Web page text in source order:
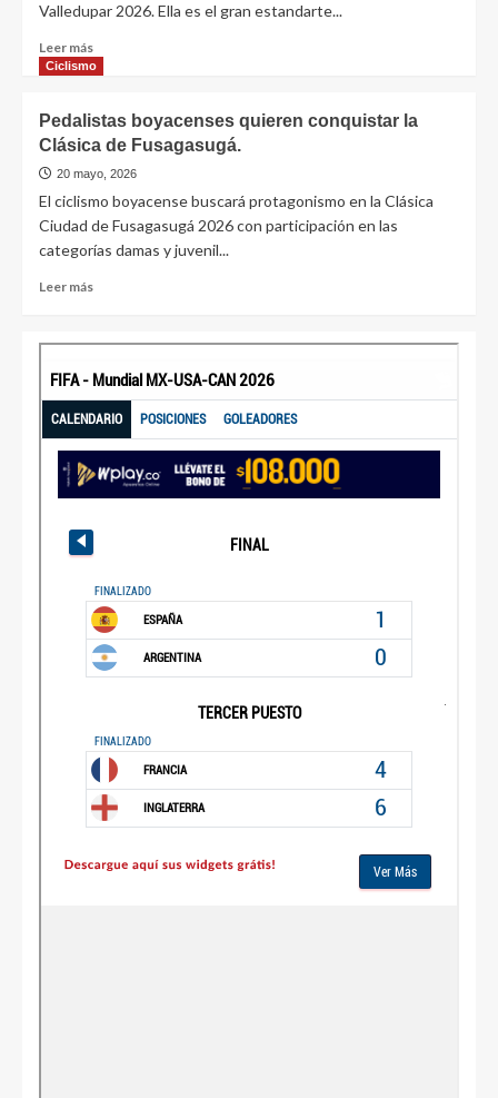
Valledupar 2026. Ella es el gran estandarte...
Leer más
Ciclismo
Pedalistas boyacenses quieren conquistar la
Clásica de Fusagasugá.
20 mayo, 2026
El ciclismo boyacense buscará protagonismo en la Clásica
Ciudad de Fusagasugá 2026 con participación en las
categorías damas y juvenil...
Leer más